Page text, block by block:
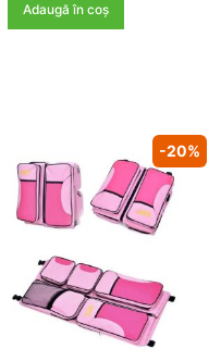
Adaugă în coș
-20%